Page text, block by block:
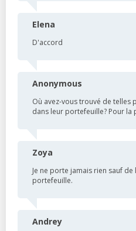
Elena
D'accord
Anonymous
Où avez-vous trouvé de telles
dans leur portefeuille? Pour la
Zoya
Je ne porte jamais rien sauf
portefeuille.
Andrey